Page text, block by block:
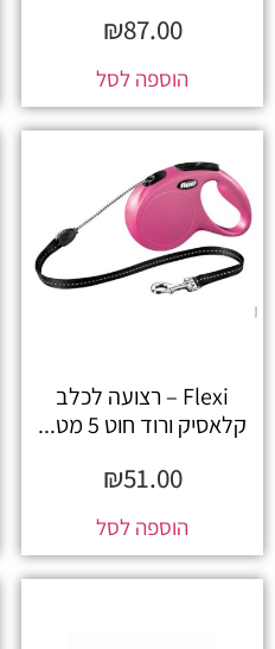
₪87.00
הוספה לסל
Flexi – רצועה לכלב
קלאסיק ורוד חוט 5 מט...
₪51.00
הוספה לסל